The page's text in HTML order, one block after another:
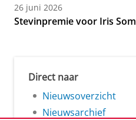
26 juni 2026
Stevinpremie voor Iris
Direct naar
Nieuwsoverzicht
Nieuwsarchief